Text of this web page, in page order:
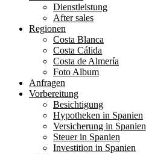
Dienstleistung
After sales
Regionen
Costa Blanca
Costa Cálida
Costa de Almería
Foto Album
Anfragen
Vorbereitung
Besichtigung
Hypotheken in Spanien
Versicherung in Spanien
Steuer in Spanien
Investition in Spanien